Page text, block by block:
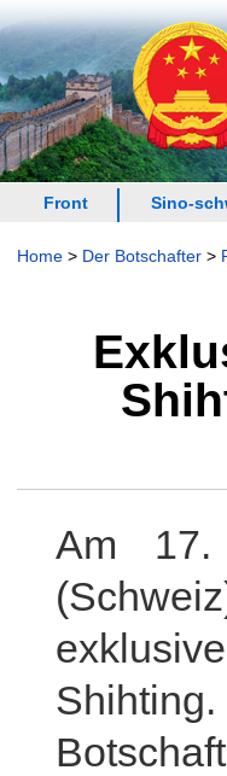
Front Sino-
Home > Der Botschafter >
Am 17.